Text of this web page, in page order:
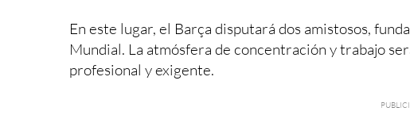
En este lugar, el Barça disputará dos amistosos,
Mundial. La atmósfera de concentración y trabajo
profesional y exigente.